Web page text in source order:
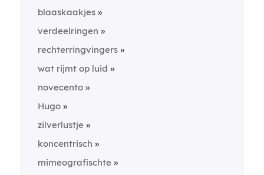
blaaskaakjes
verdeelringen
rechterringvingers
wat rijmt op luid
novecento
Hugo
zilverlustje
koncentrisch
mimeografischte